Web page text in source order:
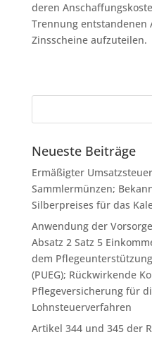
deren
Trennung
Zinsscheine aufzuteilen.
Neueste Beiträge
Ermäßigter
Sammlermünzen;
Silberpreises für das
Anwendung der
Absatz 2 Satz 5
dem
(PUEG); Rückwirkende
Pflegeversicherung für
Lohnsteuerverfahren
Artikel 344 und 345 der